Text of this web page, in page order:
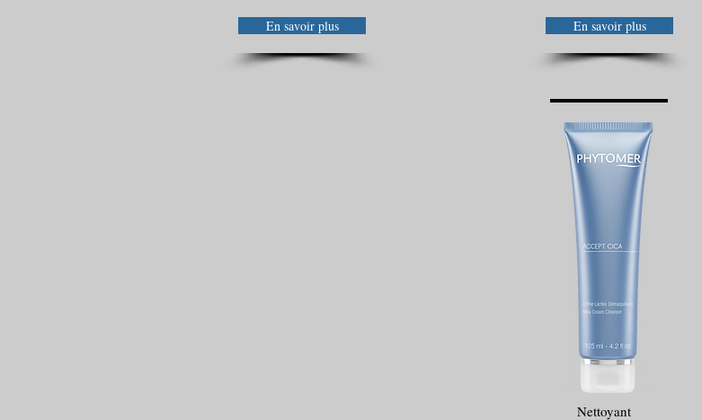
En savoir plus En savoir plus
Nettoyant